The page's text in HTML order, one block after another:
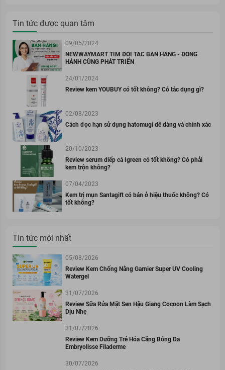
Tin tức được quan tâm
09/05/2024
NEWWAYMART TÌM ĐỐI TÁC BÁN HÀNG - ĐỒNG
HÀNH CÙNG PHÁT TRIỂN
24/01/2024
Review kem YOUBUY có tốt không? Có tác dụng gì?
02/08/2023
Cách đọc hạn sử dụng hatomugi dễ dàng và chính xác
20/10/2023
Review serum diếp cá Igreen có tốt không? Có phải
kem trộn không?
07/04/2023
Kem trị mụn Santagift có bán ở hiệu thuốc không? Có
tốt không?
Tin tức mới nhất
05/08/2026
Review Kem Chống Nắng Garnier Super UV Cooling
Watergel
31/07/2026
Review Sữa Rửa Mặt Sen Hậu Giang Cocoon Làm Sạch
Dịu Nhẹ
31/07/2026
Review Kem Dưỡng Trẻ Hóa Căng Bóng Da
Embryolisse Filaderme
30/07/2026